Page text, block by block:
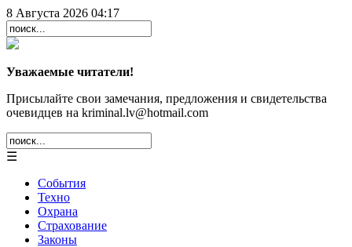
8 Августа 2026 04:17
Уважаемые читатели!
Присылайте свои замечания, предложения и свидетельства
очевидцев на kriminal.lv@hotmail.com
☰
События
Техно
Охрана
Страхование
Законы